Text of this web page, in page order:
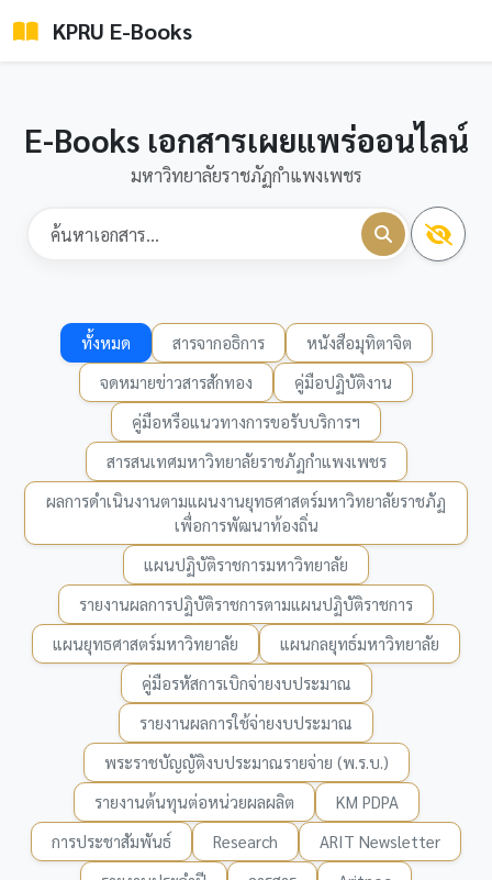
KPRU E-Books
E-Books เอกสารเผยแพร่ออนไลน์
มหาวิทยาลัยราชภัฏกำแพงเพชร
ทั้งหมด สารจากอธิการ
หนังสือมุทิตาจิต
จดหมายข่าวสารสักทอง
คู่มือปฏิบัติงาน
คู่มือหรือแนวทางการขอรับบริการฯ
สารสนเทศมหาวิทยาลัยราชภัฏกำแพงเพชร
ผลการดำเนินงานตามแผนงานยุทธศาสตร์มหาวิทยาลัยราชภัฏ
เพื่อการพัฒนาท้องถิ่น
แผนปฏิบัติราชการมหาวิทยาลัย
รายงานผลการปฏิบัติราชการตามแผนปฏิบัติราชการ
แผนยุทธศาสตร์มหาวิทยาลัย
แผนกลยุทธ์มหาวิทยาลัย
คู่มือรหัสการเบิกจ่ายงบประมาณ
รายงานผลการใช้จ่ายงบประมาณ
พระราชบัญญัติงบประมาณรายจ่าย (พ.ร.บ.)
รายงานต้นทุนต่อหน่วยผลผลิต
KM PDPA
การประชาสัมพันธ์
Research
ARIT Newsletter